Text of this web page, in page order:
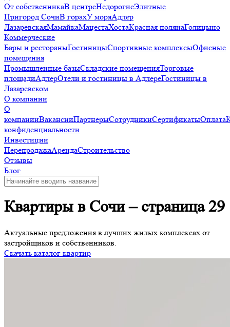
От собственникаВ центреНедорогиеЭлитные
Пригород СочиВ горахУ моряАдлер
ЛазаревскаяМамайкаМацестаХостаКрасная полянаГолицыно
Коммерческие
Бары и рестораныГостиницыСпортивные комплексыОфисные
помещения
Промышленные базыСкладские помещенияТорговые
площадиАдлерОтели и гостиницы в АдлереГостиницы в
Лазаревском
О компании
О
компанииВакансииПартнерыСотрудникиСертификатыОплата
конфиденциальности
Инвестиции
ПерепродажаАрендаСтроительство
Отзывы
Блог
Квартиры в Сочи – страница 29
Актуальные предложения в лучших жилых комплексах от
застройщиков и собственников.
Скачать каталог квартир